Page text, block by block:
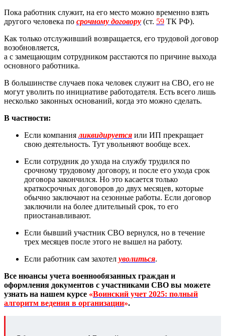
Пока работник служит, на его место можно временно взять
другого человека по срочному договору (ст. 59 ТК РФ).
Как только отслуживший возвращается, его трудовой договор
возобновляется,
а с замещающим сотрудником расстаются по причине выхода
основного работника.
В большинстве случаев пока человек служит на СВО, его не
могут уволить по инициативе работодателя. Есть всего лишь
несколько законных оснований, когда это можно сделать.
В частности:
Если компанияликвидируется или ИП прекращает
свою деятельность. Тут увольняют вообще всех.
Если сотрудник до ухода на службу трудился по
срочному трудовому договору, и после его ухода срок
договора закончился. Но это касается только
краткосрочных договоров до двух месяцев, которые
обычно заключают на сезонные работы. Если договор
заключили на более длительный срок, то его
приостанавливают.
Если бывший участник СВО вернулся, но в течение
трех месяцев после этого не вышел на работу.
Если работник сам захотел уволиться.
Все нюансы учета военнообязанных граждан и
оформления документов с участниками СВО вы можете
узнать на нашем курсе «Воинский учет 2025: полный
алгоритм ведения в организации».